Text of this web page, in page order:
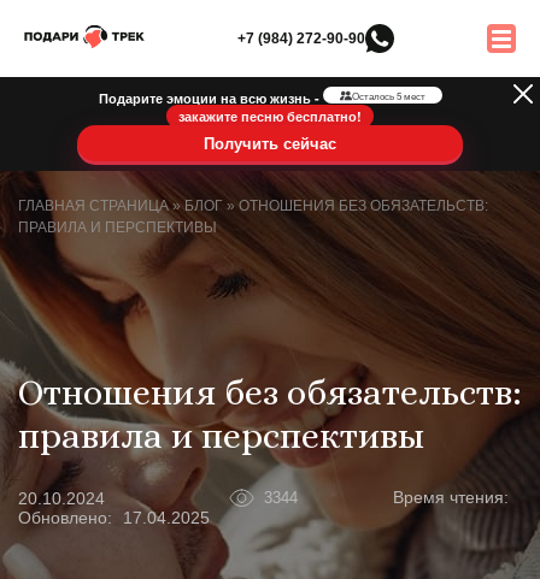
+7 (984) 272-90-90
Подарите эмоции на всю жизнь - Осталось 5 мест
закажите песню бесплатно!
Получить сейчас
ГЛАВНАЯ СТРАНИЦА»БЛОГ » ОТНОШЕНИЯ БЕЗ ОБЯЗАТЕЛЬСТВ:
ПРАВИЛА И ПЕРСПЕКТИВЫ
Отношения без обязательств:
правила и перспективы
20.10.2024 3344
Время чтения:
Обновлено:
17.04.2025